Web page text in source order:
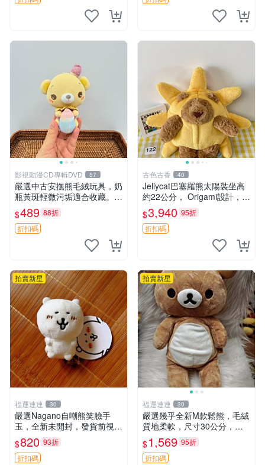
設，增添暖意。 母子、袋
影視動漫CD專輯DVD 57
嚴選中古安撫熊毛絨玩具，奶
瓶黃斑輕微污垢適合收藏。默
認兩日發貨，全國快遞隨機派
送。 成色如圖可放心購買，
輕微瑕疵和臟污不影響使用。
安撫熊 中古玩偶 毛
$489 88折
折扣碼
古色古香 40
Jellycat巴塞羅熊太陽裝坐高
約22公分， Origami設計，來
自越南。嚴選 Recommendat
ion！巴塞羅、 Origami熊、J
elly
$3,940 95折
折扣碼
拍賣新星
福運連連 30
嚴選Nagano自嘲熊笑臉手
玉，全新未開封，發貨前視頻
確認，海南 廣西 貴州 嚴選N
agano自嘲熊笑臉手玉，全新
未開封，發貨前視頻確認，四
$820 93折
折扣碼
拍賣新星
福運連連 30
嚴選幾乎全新M款鬆熊，毛絨
質地柔軟，尺寸30公分，做
工精緻可愛，適合收藏或贈送
親友。中古使用痕跡，手感依
然優良。 鬆熊 嬰熊 毛玩偶
$1,569 95折
折扣碼